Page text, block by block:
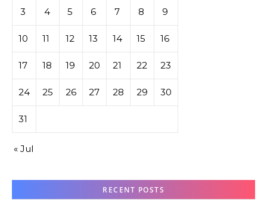
3 4 5 6 7 8 9
10 11 12 13 14 15 16
17 18 19 20 21 22 23
24 25 26 27 28 29 30
31
« Jul
RECENT POSTS